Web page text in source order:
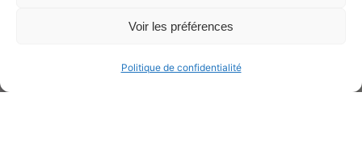
Voir les préférences
Politique de confidentialité